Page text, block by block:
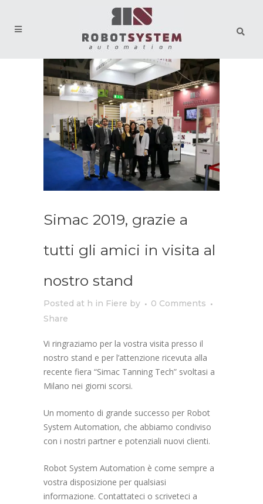
Simac 2019, grazie a
tutti gli amici in visita al
nostro stand
Posted at h in Fiere by
0 Comments
Share
Vi ringraziamo per la vostra visita presso il
nostro stand e per l’attenzione ricevuta alla
recente fiera “Simac Tanning Tech” svoltasi a
Milano nei giorni scorsi.
Un momento di grande successo per Robot
System Automation, che abbiamo condiviso
con i nostri partner e potenziali nuovi clienti.
Robot System Automation è come sempre a
vostra disposizione per qualsiasi
informazione. Contattateci o scriveteci a